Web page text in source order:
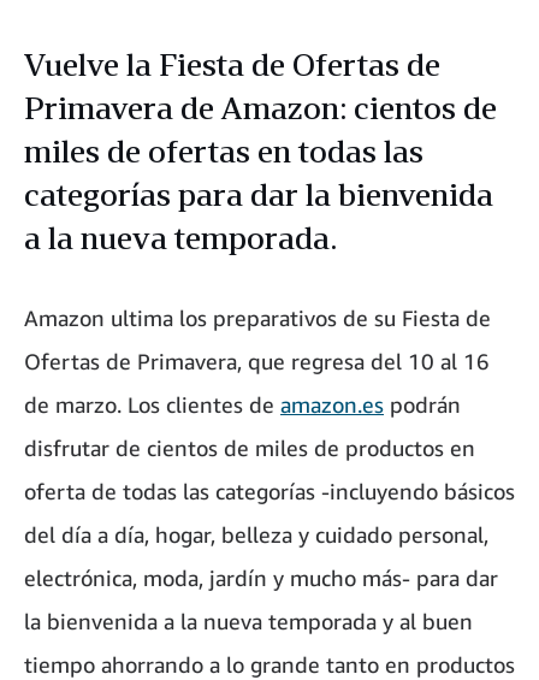
Vuelve la Fiesta de Ofertas de
Primavera de Amazon: cientos de
miles de ofertas en todas las
categorías para dar la bienvenida
a la nueva temporada.
Amazon ultima los preparativos de su Fiesta de
Ofertas de Primavera, que regresa del 10 al 16
de marzo. Los clientes de amazon.es podrán
disfrutar de cientos de miles de productos en
oferta de todas las categorías -incluyendo básicos
del día a día, hogar, belleza y cuidado personal,
electrónica, moda, jardín y mucho más- para dar
la bienvenida a la nueva temporada y al buen
tiempo ahorrando a lo grande tanto en productos